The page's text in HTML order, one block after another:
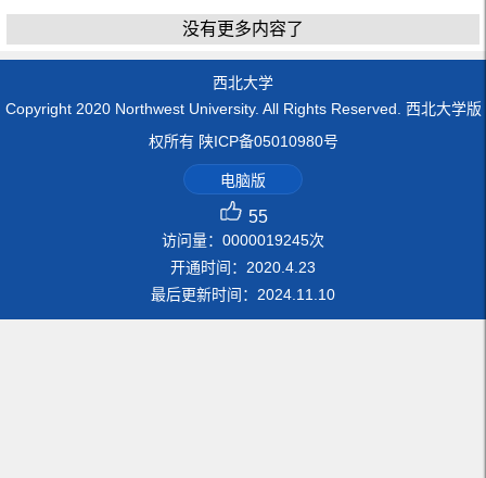
没有更多内容了
西北大学
Copyright 2020 Northwest University. All Rights Reserved. 西北大学版
权所有 陕ICP备05010980号
电脑版
55
访问量： 0000019245次
开通时间： 2020 4 23
最后更新时间： 2024 11 10